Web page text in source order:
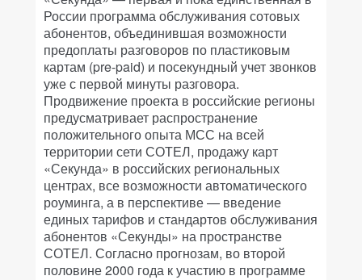
России программа обслуживания сотовых
абонентов, объединившая возможности
предоплаты разговоров по пластиковым
картам (pre-paid) и посекундный учет звонков
уже с первой минуты разговора.
Продвижение проекта в российские регионы
предусматривает распространение
положительного опыта МСС на всей
территории сети СОТЕЛ, продажу карт
«Секунда» в российских региональных
центрах, все возможности автоматического
роуминга, а в перспективе — введение
единых тарифов и стандартов обслуживания
абонентов «Секунды» на пространстве
СОТЕЛ. Согласно прогнозам, во второй
половине 2000 года к участию в программе